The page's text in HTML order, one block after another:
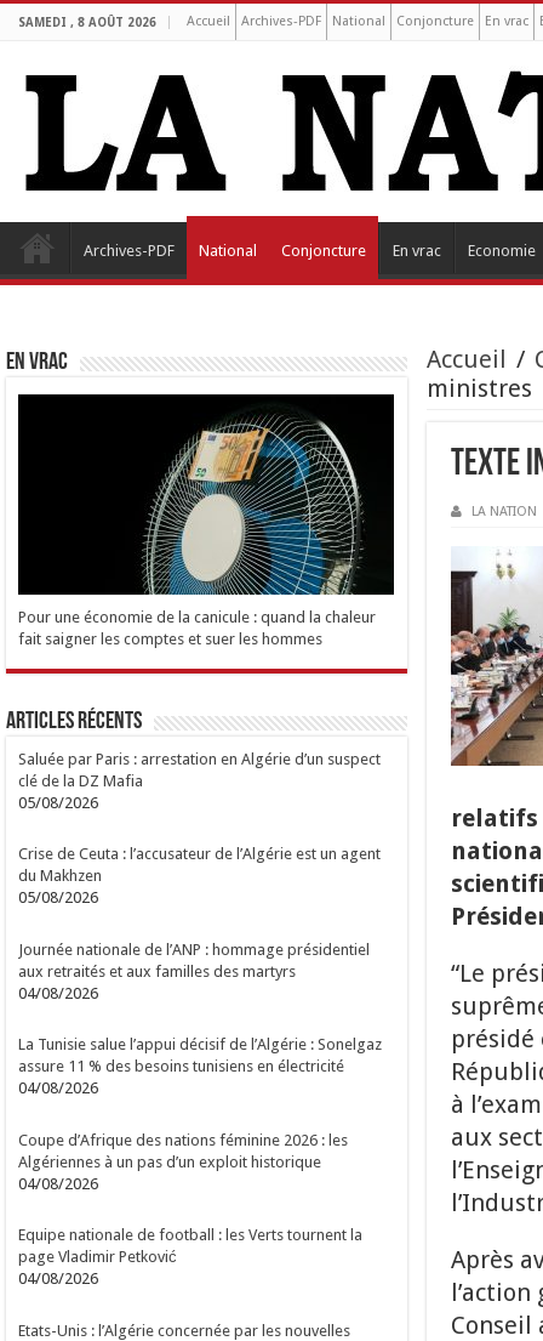
SAMEDI , 8 AOÛT 2026 Accueil Archives-PDF National Conjoncture En vrac
Archives-PDF National Conjoncture En vrac Economie
Accueil /
ministres
Texte
LA NATION
relatifs
“Le
présidé
à
aux
Après
Conseil
EN VRAC
Pour une économie de la canicule : quand la chaleur
fait saigner les comptes et suer les hommes
Articles Récents
Saluée par Paris : arrestation en Algérie d’un suspect
clé de la DZ Mafia
05/08/2026
Crise de Ceuta : l’accusateur de l’Algérie est un agent
du Makhzen
05/08/2026
Journée nationale de l’ANP : hommage présidentiel
aux retraités et aux familles des martyrs
04/08/2026
La Tunisie salue l’appui décisif de l’Algérie : Sonelgaz
assure 11 % des besoins tunisiens en électricité
04/08/2026
Coupe d’Afrique des nations féminine 2026 : les
Algériennes à un pas d’un exploit historique
04/08/2026
Equipe nationale de football : les Verts tournent la
page Vladimir Petković
04/08/2026
Etats-Unis : l’Algérie concernée par les nouvelles